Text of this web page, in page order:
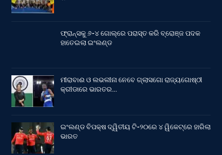
ଫ୍ରାନ୍ସକୁ ୬-୪ ଗୋଲ୍‌ରେ ପରାସ୍ତ କରି ବ୍ରୋଞ୍ଜ ପଦକ
ହାତେଇଲା ଇଂଲଣ୍ଡ
ମୀରାବାଈ ଓ ଲଭଲୀନା ନେବେ ଗ୍ଲାସଗୋ ରାଜ୍ୟଗୋଷ୍ଠୀ
କ୍ରୀଡାରେ ଭାରତର…
ଇଂଲଣ୍ଡ ବିପକ୍ଷ ଦ୍ୱିତୀୟ ଟି-୨୦ରେ ୪ ୱିକେଟ୍‌ରେ ହାରିଲା
ଭାରତ